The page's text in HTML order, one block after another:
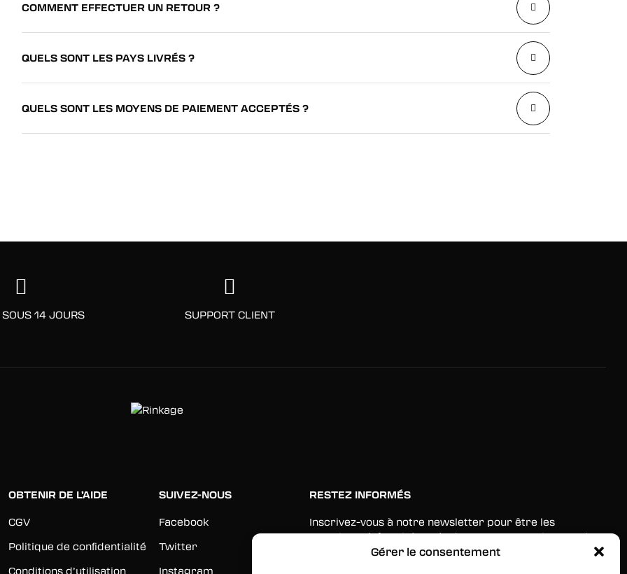
Gérer le consentement
COMMENT EFFECTUER UN RETOUR ?
QUELS SONT LES PAYS LIVRÉS ?
QUELS SONT LES MOYENS DE PAIEMENT ACCEPTÉS ?
SOUS 14 JOURS SUPPORT CLIENT
OBTENIR DE L’AIDE
CGV
Politique de confidentialité
Conditions d’utilisation
SUIVEZ-NOUS
Facebook
Twitter
Instagram
RESTEZ INFORMÉS
Inscrivez-vous à notre newsletter pour être les
premiers à être informés des nouveaux arrivages, des
ventes, du contenu exclusif, des événements et plus